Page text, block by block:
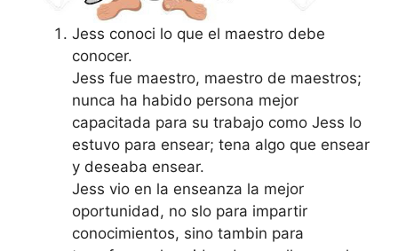
Jess conoci lo que el maestro debe
conocer.
Jess fue maestro, maestro de maestros;
nunca ha habido persona mejor
capacitada para su trabajo como Jess lo
estuvo para ensear; tena algo que ensear
y deseaba ensear.
Jess vio en la enseanza la mejor
oportunidad, no slo para impartir
conocimientos, sino tambin para